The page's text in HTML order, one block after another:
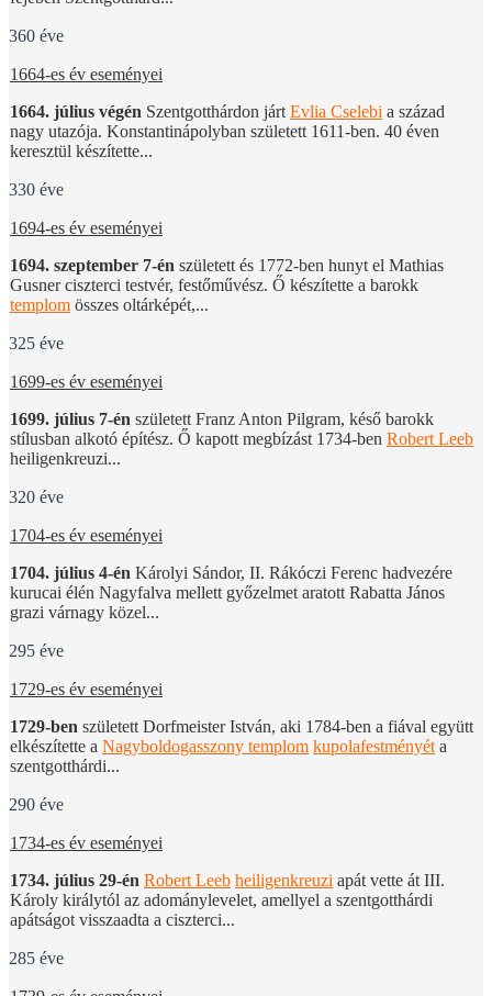
360 éve
1664-es év eseményei
1664. július végén Szentgotthárdon járt Evlia Cselebi a század
nagy utazója. Konstantinápolyban született 1611-ben. 40 éven
keresztül készítette...
330 éve
1694-es év eseményei
1694. szeptember 7-én született és 1772-ben hunyt el Mathias
Gusner ciszterci testvér, festőművész. Ő készítette a barokk
templom összes oltárképét,...
325 éve
1699-es év eseményei
1699. július 7-én született Franz Anton Pilgram, késő barokk
stílusban alkotó építész. Ő kapott megbízást 1734-ben Robert Leeb
heiligenkreuzi...
320 éve
1704-es év eseményei
1704. július 4-én Károlyi Sándor, II. Rákóczi Ferenc hadvezére
kurucai élén Nagyfalva mellett győzelmet aratott Rabatta János
grazi várnagy közel...
295 éve
1729-es év eseményei
1729-ben született Dorfmeister István, aki 1784-ben a fiával együtt
elkészítette a Nagyboldogasszony templom kupolafestményét a
szentgotthárdi...
290 éve
1734-es év eseményei
1734. július 29-én Robert Leeb heiligenkreuzi apát vette át III.
Károly királytól az adománylevelet, amellyel a szentgotthárdi
apátságot visszaadta a ciszterci...
285 éve